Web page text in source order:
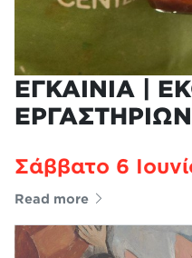
ΕΓΚΑΙΝΙΑ |
Σάββατο 6
Read more